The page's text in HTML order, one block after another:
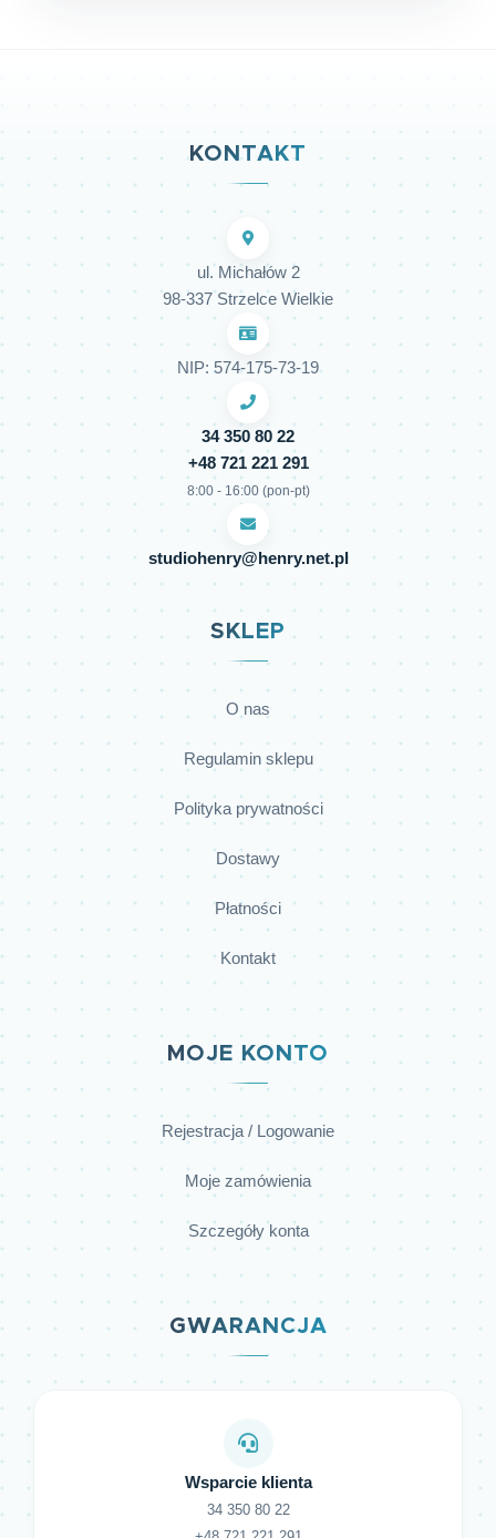
KONTAKT
ul. Michałów 2
98-337 Strzelce Wielkie
NIP: 574-175-73-19
34 350 80 22
+48 721 221 291
8:00 - 16:00 (pon-pt)
studiohenry@henry.net.pl
SKLEP
O nas
Regulamin sklepu
Polityka prywatności
Dostawy
Płatności
Kontakt
MOJE KONTO
Rejestracja / Logowanie
Moje zamówienia
Szczegóły konta
GWARANCJA
Wsparcie klienta
34 350 80 22